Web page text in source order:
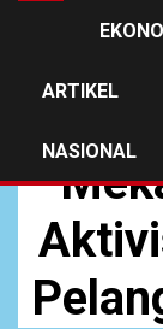
ARTIKEL
NASIONAL